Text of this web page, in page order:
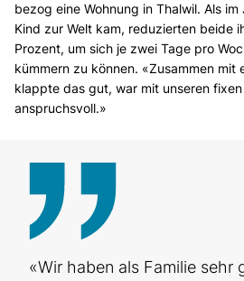
bezog eine Wohnung in Thalwil. Als
Kind zur Welt kam, reduzierten beide
Prozent, um sich je zwei Tage pro
kümmern zu können. «Zusammen mit
klappte das gut, war mit unseren
anspruchsvoll.»
«Wir haben als Familie sehr